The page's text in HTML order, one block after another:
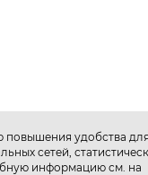
повышения удобства
сетей,
информацию см. на